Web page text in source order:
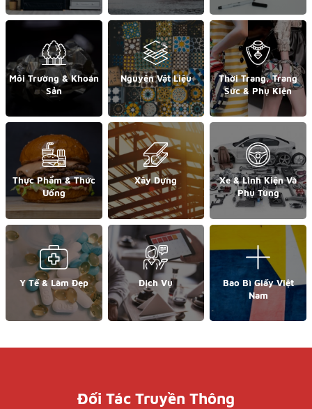
Môi Trường & Khoán
Sản
Nguyên Vật Liệu
Thời Trang, Trang
Sức & Phụ Kiện
Thực Phẩm & Thức
Uống
Xây Dựng
Xe & Linh Kiện Và
Phụ Tùng
Y Tế & Làm Đẹp Dịch Vụ
Bao Bì Giấy Việt
Nam
Đối Tác Truyền Thông